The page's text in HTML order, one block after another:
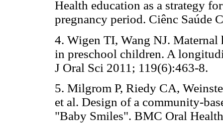
Health education as a strategy
pregnancy period. Ciênc Saúde
4. Wigen TI, Wang NJ. Maternal
in preschool children. A
J Oral Sci 2011; 119(6):463-8.
5. Milgrom P, Riedy CA,
et al. Design of a community-
"Baby Smiles". BMC Oral